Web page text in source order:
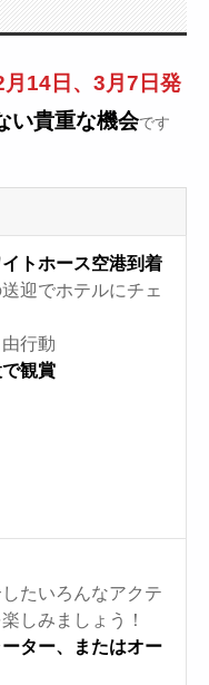
月14日、3月7日発
い貴重な機会です
イトホース空港到着
迎でホテルにチェ
行動
で観賞
たいろんなアクテ
しみましょう！
ーター、またはオー